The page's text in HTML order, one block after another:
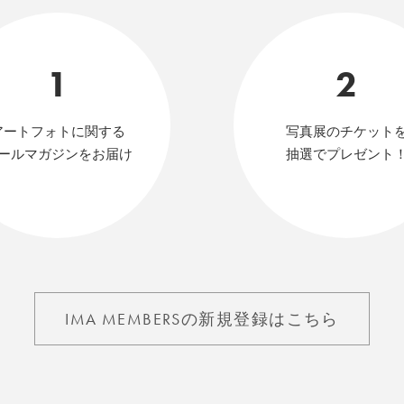
1
ートフォトに関する
ルマガジンをお届け
2
写真展のチケット
抽選でプレゼント
IMA MEMBERSの新規登録はこちら